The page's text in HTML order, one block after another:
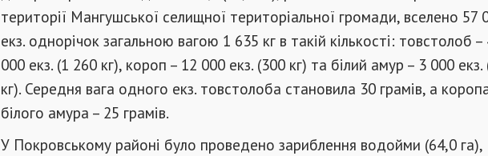
території Мангушської селищної територіальної громади, вселено 57
екз. однорічок загальною вагою 1 635 кг в такій кількості: товстолоб –
000 екз. (1 260 кг), короп – 12 000 екз. (300 кг) та білий амур – 3 000 екз.
кг). Середня вага одного екз. товстолоба становила 30 грамів, а
білого амура – 25 грамів.
У Покровському районі було проведено зариблення водойми (64,0 га),